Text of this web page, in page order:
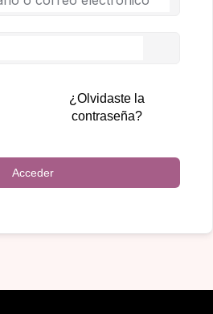
¿Olvidaste la
contraseña?
Acceder